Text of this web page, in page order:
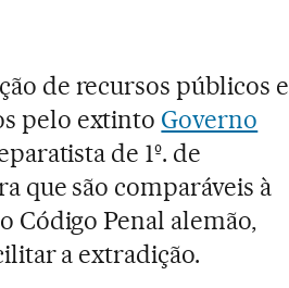
de recursos públicos e
pelo extinto Governo
de 1º. de
que são comparáveis à
Código Penal alemão,
a extradição.